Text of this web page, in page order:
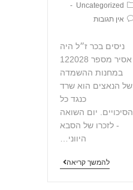
Uncategorized
אין תגובות
ניסים בכר ז״ל היה
אסיר מספר 122028
במחנות ההשמדה
של הנאצים הוא שרד
כנגד כל
הסיכויים. יום השואה
- לזכרו של הסבא
היווני…
להמשך קריאה